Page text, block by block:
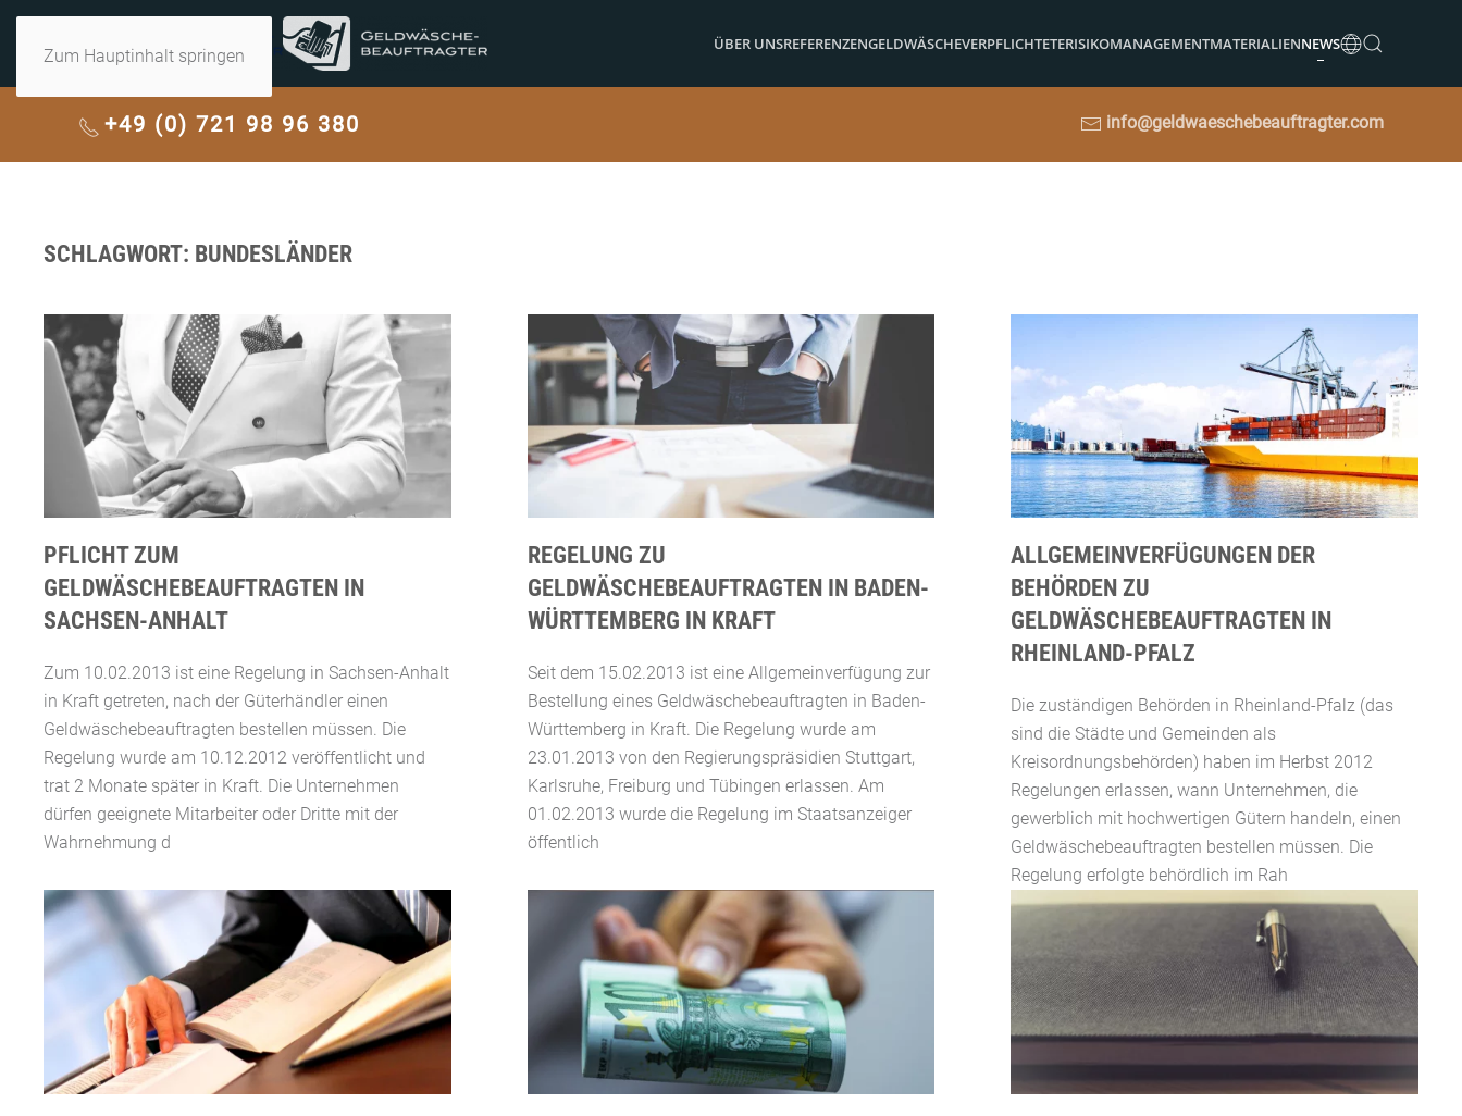
Zum Hauptinhalt springen
ÜBER UNSREFERENZENGELDWÄSCHEVERPFLICHTETERISIKOMANAGEMENTMATERIALIENNEWS
+49 (0) 721 98 96 380 info@geldwaeschebeauftragter.com
SCHLAGWORT: BUNDESLÄNDER
PFLICHT ZUM
GELDWÄSCHEBEAUFTRAGTEN IN
SACHSEN-ANHALT
Zum 10.02.2013 ist eine Regelung in Sachsen-Anhalt
in Kraft getreten, nach der Güterhändler einen
Geldwäschebeauftragten bestellen müssen. Die
Regelung wurde am 10.12.2012 veröffentlicht und
trat 2 Monate später in Kraft. Die Unternehmen
dürfen geeignete Mitarbeiter oder Dritte mit der
Wahrnehmung d
REGELUNG ZU
GELDWÄSCHEBEAUFTRAGTEN IN BADEN-
WÜRTTEMBERG IN KRAFT
Seit dem 15.02.2013 ist eine Allgemeinverfügung zur
Bestellung eines Geldwäschebeauftragten in Baden-
Württemberg in Kraft. Die Regelung wurde am
23.01.2013 von den Regierungspräsidien Stuttgart,
Karlsruhe, Freiburg und Tübingen erlassen. Am
01.02.2013 wurde die Regelung im Staatsanzeiger
öffentlich
ALLGEMEINVERFÜGUNGEN DER
BEHÖRDEN ZU
GELDWÄSCHEBEAUFTRAGTEN IN
RHEINLAND-PFALZ
Die zuständigen Behörden in Rheinland-Pfalz (das
sind die Städte und Gemeinden als
Kreisordnungsbehörden) haben im Herbst 2012
Regelungen erlassen, wann Unternehmen, die
gewerblich mit hochwertigen Gütern handeln, einen
Geldwäschebeauftragten bestellen müssen. Die
Regelung erfolgte behördlich im Rah